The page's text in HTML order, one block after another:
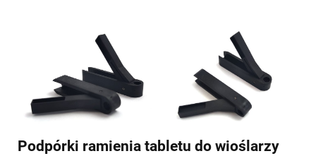
Podpórki ramienia tabletu do wioślarzy